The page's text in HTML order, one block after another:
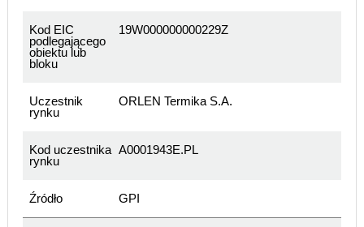
Kod EIC
podlegającego
obiektu lub
bloku
19W000000000229Z
Uczestnik
rynku
ORLEN Termika S.A.
Kod uczestnika
rynku
A0001943E.PL
Źródło GPI